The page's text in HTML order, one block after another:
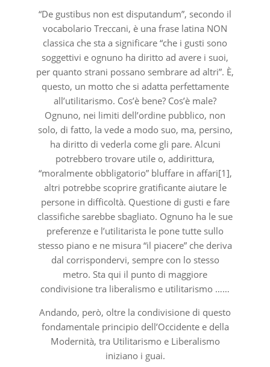
“De gustibus non est disputandum”, secondo il
vocabolario Treccani, è una frase latina NON
classica che sta a significare “che i gusti sono
soggettivi e ognuno ha diritto ad avere i suoi,
per quanto strani possano sembrare ad altri”. È,
questo, un motto che si adatta perfettamente
all’utilitarismo. Cos’è bene? Cos’è male?
Ognuno, nei limiti dell’ordine pubblico, non
solo, di fatto, la vede a modo suo, ma, persino,
ha diritto di vederla come gli pare. Alcuni
potrebbero trovare utile o, addirittura,
“moralmente obbligatorio” bluffare in affari[1],
altri potrebbe scoprire gratificante aiutare le
persone in difficoltà. Questione di gusti e fare
classifiche sarebbe sbagliato. Ognuno ha le sue
preferenze e l’utilitarista le pone tutte sullo
stesso piano e ne misura “il piacere” che deriva
dal corrispondervi, sempre con lo stesso
metro. Sta qui il punto di maggiore
condivisione tra liberalismo e utilitarismo ……
Andando, però, oltre la condivisione di questo
fondamentale principio dell’Occidente e della
Modernità, tra Utilitarismo e Liberalismo
iniziano i guai.